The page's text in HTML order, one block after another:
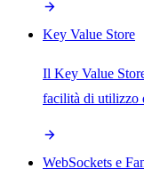
Key Value Store
Il Key Value
facilità di utilizzo
WebSockets e